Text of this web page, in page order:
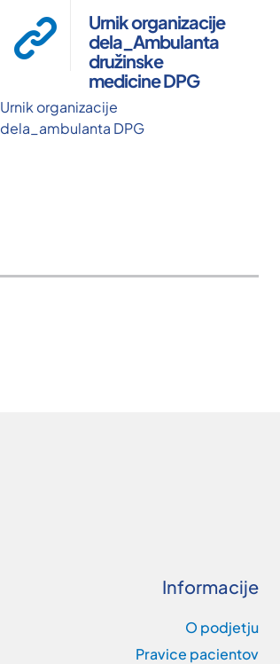
Urnik organizacije
dela_Ambulanta
družinske
medicine DPG
Urnik organizacije
dela_ambulanta DPG
Informacije
O podjetju
Pravice pacientov